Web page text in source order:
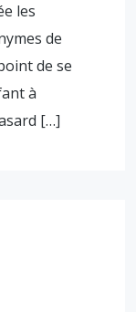
les
de
de se
à
[…]